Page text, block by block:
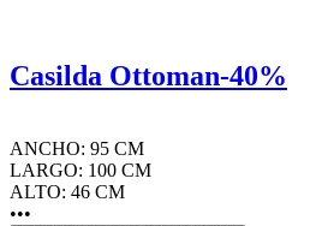
Casilda Ottoman-40%
ANCHO: 95 CM
LARGO: 100 CM
ALTO: 46 CM
•••